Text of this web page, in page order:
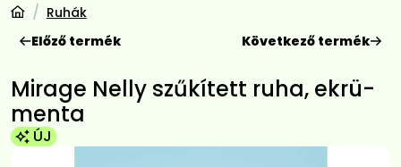
Ruhák
Előző termék
Következő termék
Mirage Nelly szűkített ruha, ekrü-
menta
ÚJ